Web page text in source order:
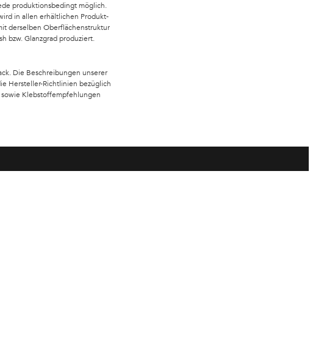
produktionsbedingt möglich.
in allen erhältlichen Produkt-
derselben Oberflächenstruktur
bzw. Glanzgrad produziert.
Die Beschreibungen unserer
Hersteller-Richtlinien bezüglich
Klebstoffempfehlungen